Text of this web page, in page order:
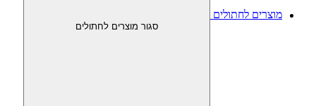
מוצרים לחתולים
סגור מוצרים לחתולים